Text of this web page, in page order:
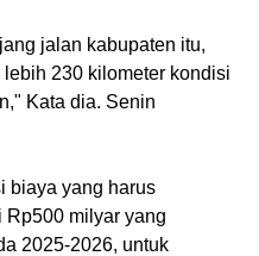
jalan kabupaten itu,
230 kilometer kondisi
Kata dia. Senin
biaya yang harus
milyar yang
2025-2026, untuk